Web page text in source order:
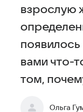
взрослую
вами что-
том,
Ольга